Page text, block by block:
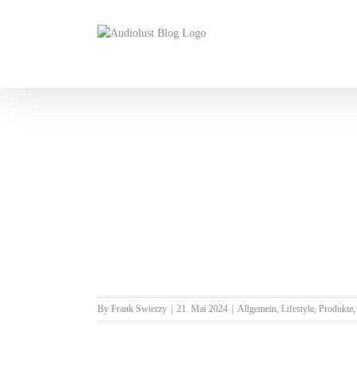
By Frank Swierzy 21. Mai 2024 Allgemein, Lifestyle, Produkte,